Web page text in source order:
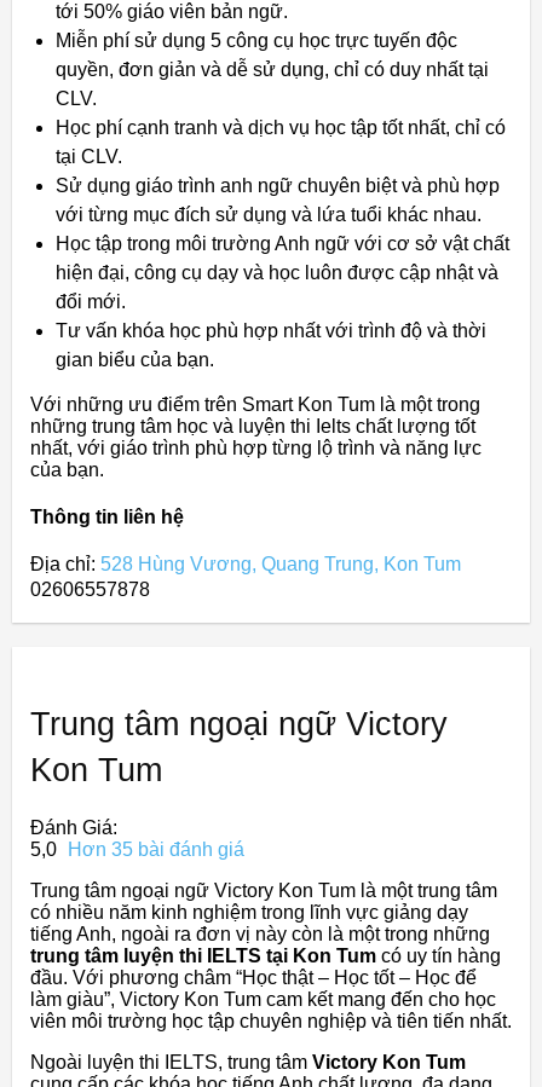
tới 50% giáo viên bản ngữ.
Miễn phí sử dụng 5 công cụ học trực tuyến độc
quyền, đơn giản và dễ sử dụng, chỉ có duy nhất tại
CLV.
Học phí cạnh tranh và dịch vụ học tập tốt nhất, chỉ có
tại CLV.
Sử dụng giáo trình anh ngữ chuyên biệt và phù hợp
với từng mục đích sử dụng và lứa tuổi khác nhau.
Học tập trong môi trường Anh ngữ với cơ sở vật chất
hiện đại, công cụ dạy và học luôn được cập nhật và
đổi mới.
Tư vấn khóa học phù hợp nhất với trình độ và thời
gian biểu của bạn.
Với những ưu điểm trên Smart Kon Tum là một trong
những trung tâm học và luyện thi Ielts chất lượng tốt
nhất, với giáo trình phù hợp từng lộ trình và năng lực
của bạn.
Thông tin liên hệ
Địa chỉ: 528 Hùng Vương, Quang Trung, Kon Tum
02606557878
Trung tâm ngoại ngữ Victory
Kon Tum
Đánh Giá:
5,0
Hơn 35 bài đánh giá
Trung tâm ngoại ngữ Victory Kon Tum là một trung tâm
có nhiều năm kinh nghiệm trong lĩnh vực giảng dạy
tiếng Anh, ngoài ra đơn vị này còn là một trong những
trung tâm luyện thi IELTS tại Kon Tum có uy tín hàng
đầu. Với phương châm “Học thật – Học tốt – Học để
làm giàu”, Victory Kon Tum cam kết mang đến cho học
viên môi trường học tập chuyên nghiệp và tiên tiến nhất.
Ngoài luyện thi IELTS, trung tâm Victory Kon Tum